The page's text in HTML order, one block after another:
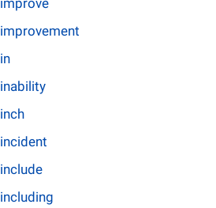
improve
improvement
in
inability
inch
incident
include
including